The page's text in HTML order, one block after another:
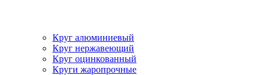
Круг алюминиевый
Круг нержавеющий
Круг оцинкованный
Круги жаропрочные